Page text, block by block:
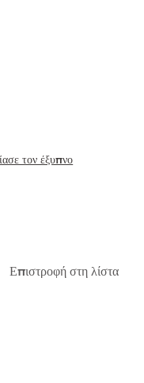
τον έξυπνο
Επιστροφή στη λίστα